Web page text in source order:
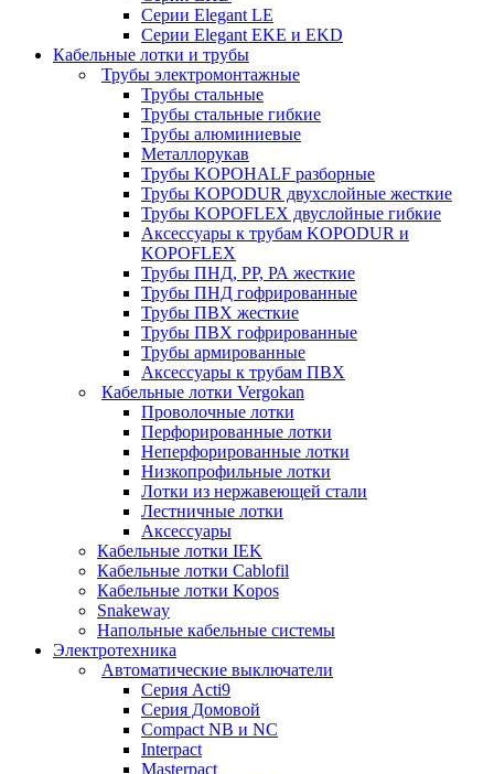
Серии Elegant LE
Серии Elegant EKE и EKD
Кабельные лотки и трубы
Трубы электромонтажные
Трубы стальные
Трубы стальные гибкие
Трубы алюминиевые
Металлорукав
Трубы KOPOHALF разборные
Трубы KOPODUR двухслойные жесткие
Трубы KOPOFLEX двуслойные гибкие
Аксессуары к трубам KOPODUR и
KOPOFLEX
Трубы ПНД, РР, РА жесткие
Трубы ПНД гофрированные
Трубы ПВХ жесткие
Трубы ПВХ гофрированные
Трубы армированные
Аксессуары к трубам ПВХ
Кабельные лотки Vergokan
Проволочные лотки
Перфорированные лотки
Неперфорированные лотки
Низкопрофильные лотки
Лотки из нержавеющей стали
Лестничные лотки
Аксессуары
Кабельные лотки IEK
Кабельные лотки Cablofil
Кабельные лотки Kopos
Snakeway
Напольные кабельные системы
Электротехника
Автоматические выключатели
Серия Acti9
Серия Домовой
Compact NB и NC
Interpact
Masterpact